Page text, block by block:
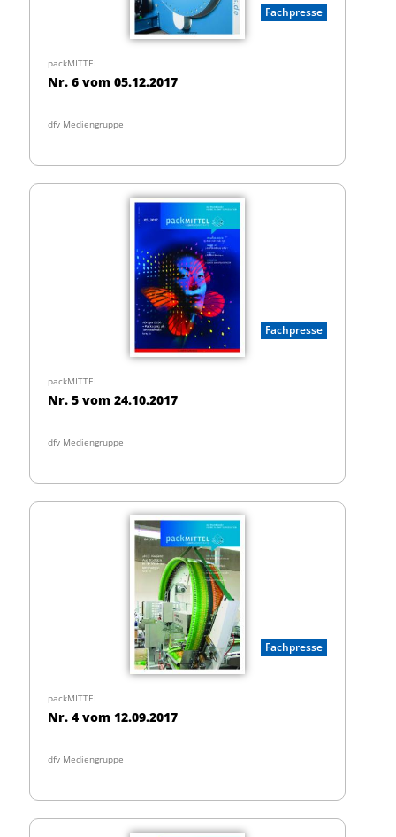
Fachpresse
packMITTEL
Nr. 6 vom 05.12.2017
dfv Mediengruppe
Fachpresse
packMITTEL
Nr. 5 vom 24.10.2017
dfv Mediengruppe
Fachpresse
packMITTEL
Nr. 4 vom 12.09.2017
dfv Mediengruppe